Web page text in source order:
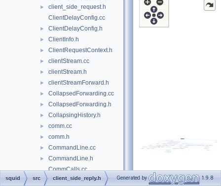
►
client_side_request.h
ClientDelayConfig.cc
► ClientDelayConfig.h
► ClientInfo.h
► ClientRequestContext.h
► clientStream.cc
► clientStream.h
► clientStreamForward.h
► CollapsedForwarding.cc
► CollapsedForwarding.h
► CollapsingHistory.h
► comm.cc
► comm.h
► CommandLine.cc
►
CommandLine.h
CommCalls.cc
► CommCalls.h
squid src client_side_reply.h Generated by 1.9.8